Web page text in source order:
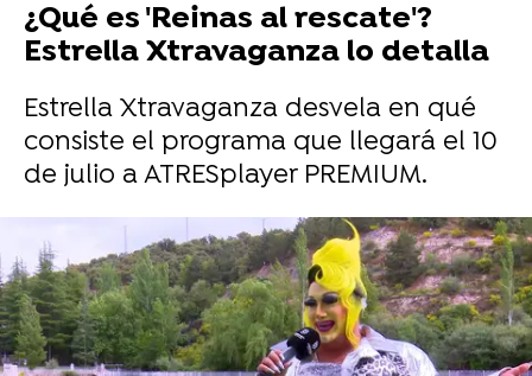
¿Qué es 'Reinas al rescate'?
Estrella Xtravaganza lo detalla
Estrella Xtravaganza desvela en qué
consiste el programa que llegará el 10
de julio a ATRESplayer PREMIUM.